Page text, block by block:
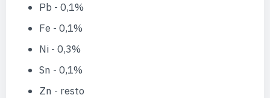
Pb - 0,1%
Fe - 0,1%
Ni - 0,3%
Sn - 0,1%
Zn - resto